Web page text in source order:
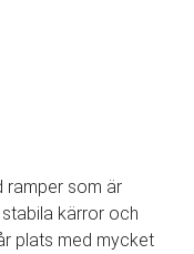
ramper som är
kärror och
plats med mycket